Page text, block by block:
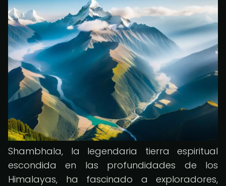
Shambhala, la legendaria tierra espiritual
escondida en las profundidades de los
Himalayas, ha fascinado a exploradores,